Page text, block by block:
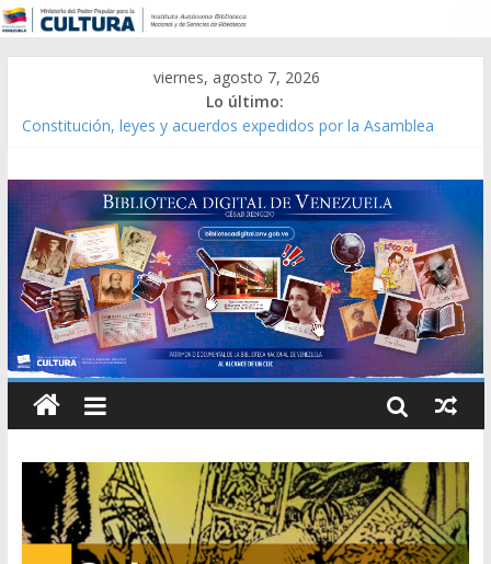
viernes, agosto 7, 2026
Lo último:
Constitución, leyes y acuerdos expedidos por la Asamblea
Modesta Bor Sánchez [material gráfico]
Gaceta Oficial de la República de Venezuela año CXXXIII Mes V,
Caracas 09 de marzo de 2006 N° 38.394
Catálogo temático de obras de Modesta Bor